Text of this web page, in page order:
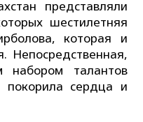
представляли
шестилетняя
которая и
Непосредственная,
набором талантов
покорила сердца и